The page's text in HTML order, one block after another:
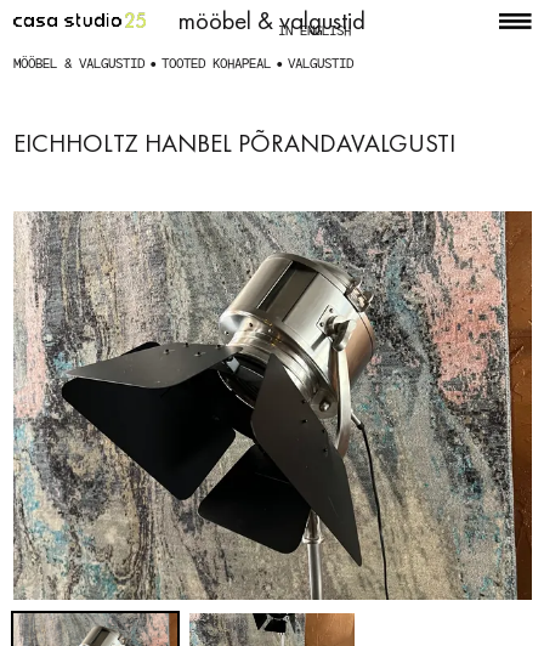
mööbel & valgustid
IN ENGLISH
MÖÖBEL & VALGUSTID TOOTED KOHAPEAL VALGUSTID
EICHHOLTZ HANBEL PÕRANDAVALGUSTI